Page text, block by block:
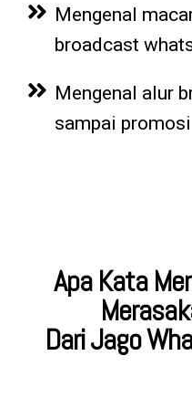
Mengenal
broadcast
Mengenal alur
sampai
Apa Kata
Dari Jago